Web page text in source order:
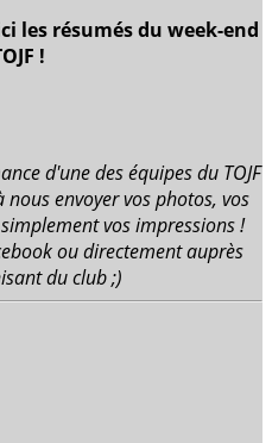
les résumés du week-end
!
d'une des équipes du TOJF
nous envoyer vos photos, vos
vos impressions !
ou directement auprès
du club ;)